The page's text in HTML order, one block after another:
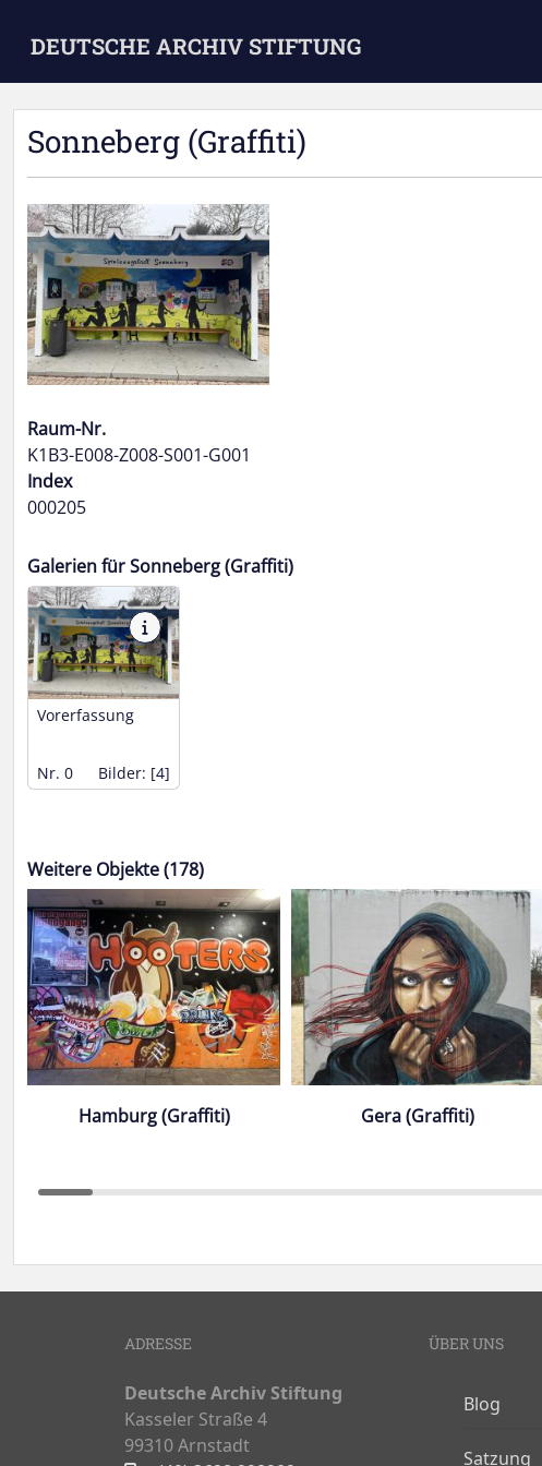
DEUTSCHE ARCHIV STIFTUNG
Sonneberg (Graffiti)
Raum-Nr.
K1B3-E008-Z008-S001-G001
Index
000205
Galerien für Sonneberg (Graffiti)
Vorerfassung
Nr. 0 Bilder: [4]
Weitere Objekte (178)
Hamburg (Graffiti) Gera (Graffiti)
ADRESSE
Deutsche Archiv Stiftung
Kasseler Straße 4
99310 Arnstadt
ÜBER UNS
Blog
Satzung